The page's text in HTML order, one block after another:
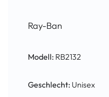
Ray-Ban
Modell: RB2132
Geschlecht: Unisex